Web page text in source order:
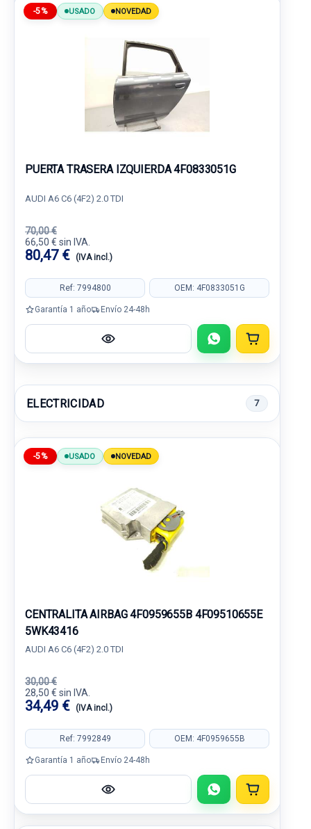
-5% USADO NOVEDAD
PUERTA TRASERA IZQUIERDA 4F0833051G
AUDI A6 C6 (4F2) 2.0 TDI
70,00 €
66,50 € sin IVA.
80,47 € (IVA incl.)
Ref: 7994800 OEM: 4F0833051G
Garantía 1 año Envío 24-48h
ELECTRICIDAD 7
-5% USADO NOVEDAD
CENTRALITA AIRBAG 4F0959655B 4F09510655E
5WK43416
AUDI A6 C6 (4F2) 2.0 TDI
30,00 €
28,50 € sin IVA.
34,49 € (IVA incl.)
Ref: 7992849 OEM: 4F0959655B
Garantía 1 año Envío 24-48h